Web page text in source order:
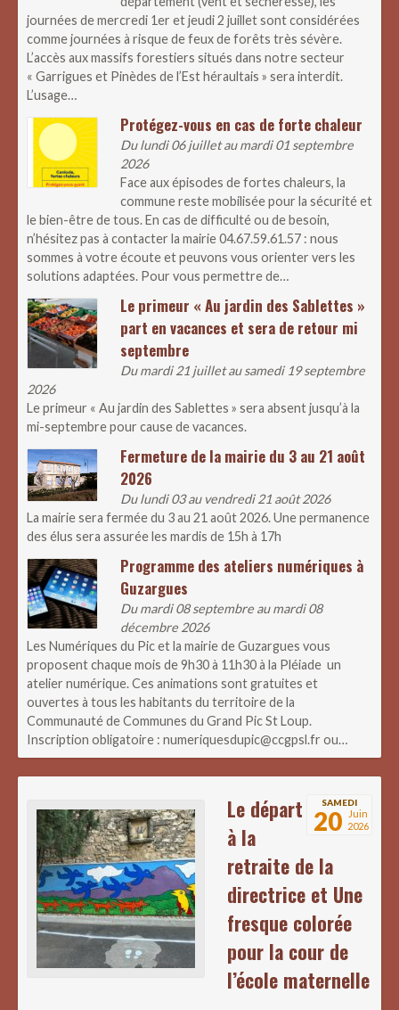
journées de mercredi 1er et jeudi 2 juillet sont considérées
comme journées à risque de feux de forêts très sévère.
L’accès aux massifs forestiers situés dans notre secteur
« Garrigues et Pinèdes de l’Est héraultais » sera interdit.
L’usage…
Protégez-vous en cas de forte chaleur
Du lundi 06 juillet au mardi 01 septembre
2026
Face aux épisodes de fortes chaleurs, la
commune reste mobilisée pour la sécurité et
le bien-être de tous. En cas de difficulté ou de besoin,
n’hésitez pas à contacter la mairie 04.67.59.61.57 : nous
sommes à votre écoute et peuvons vous orienter vers les
solutions adaptées. Pour vous permettre de…
Le primeur « Au jardin des Sablettes »
part en vacances et sera de retour mi
septembre
Du mardi 21 juillet au samedi 19 septembre
2026
Le primeur « Au jardin des Sablettes » sera absent jusqu’à la
mi-septembre pour cause de vacances.
Fermeture de la mairie du 3 au 21 août
2026
Du lundi 03 au vendredi 21 août 2026
La mairie sera fermée du 3 au 21 août 2026. Une permanence
des élus sera assurée les mardis de 15h à 17h
Programme des ateliers numériques à
Guzargues
Du mardi 08 septembre au mardi 08
décembre 2026
Les Numériques du Pic et la mairie de Guzargues vous
proposent chaque mois de 9h30 à 11h30 à la Pléiade un
atelier numérique. Ces animations sont gratuites et
ouvertes à tous les habitants du territoire de la
Communauté de Communes du Grand Pic St Loup.
Inscription obligatoire : numeriquesdupic@ccgpsl.fr ou…
SAMEDI
20
Juin
2026
Le départ
à la
retraite de la
directrice et Une
fresque colorée
pour la cour de
l’école maternelle